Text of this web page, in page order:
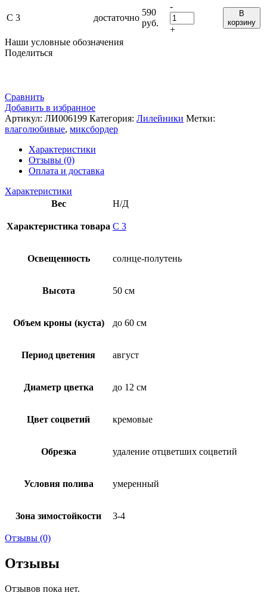
С 3 достаточно
590
руб.
-
+
В
корзину
Наши условные обозначения
Поделиться
Сравнить
Добавить в избранное
Артикул: ЛИ006199 Категория: Лилейники Метки:
влаголюбивые, миксбордер
Характеристики
Отзывы (0)
Оплата и доставка
Характеристики
Вес
Н/Д
Характеристика товара С 3
Освещенность солнце-полутень
Высота 50 см
Объем кроны (куста) до 60 см
Период цветения август
Диаметр цветка до 12 см
Цвет соцветий кремовые
Обрезка удаление отцветших соцветий
Условия полива умеренный
Зона зимостойкости 3-4
Отзывы (0)
Отзывы
Отзывов пока нет.